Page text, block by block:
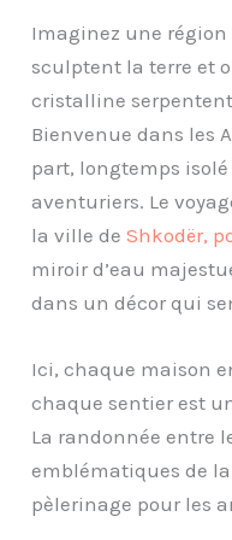
Imaginez une région
sculptent la terre et
cristalline
Bienvenue dans les
part, longtemps
aventuriers. Le
la ville deShkodër,
miroir d’eau
dans un décor qui
Ici, chaque maison
chaque sentier est
La randonnée entre
emblématiques de
pèlerinage pour les